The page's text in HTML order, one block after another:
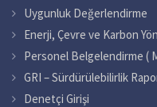
Uygunluk Değerlendirme
Enerji, Çevre ve Karbon
Personel Belgelendirme (
GRI – Sürdürülebilirlik
Denetçi Girişi